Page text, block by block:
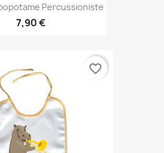
Percussioniste
7,90 €
favorite_border